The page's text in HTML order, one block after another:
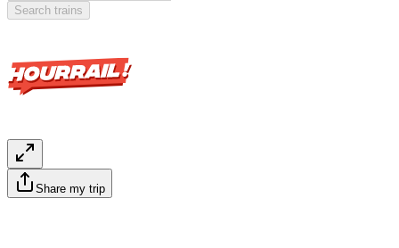
Search trains
Share my trip